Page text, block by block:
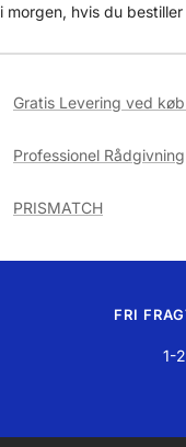
i morgen, hvis du
Gratis Levering ved
Professionel Rådgivning
PRISMATCH
FRI
1-